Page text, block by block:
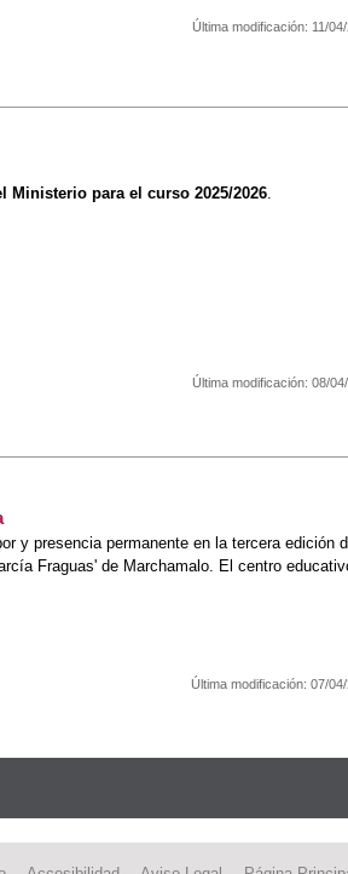
Última modificación: 11/
para el curso 2025/2026
Última modificación: 08/
y presencia permanente en la tercera edición
Fraguas' de Marchamalo. El centro
Última modificación: 07/